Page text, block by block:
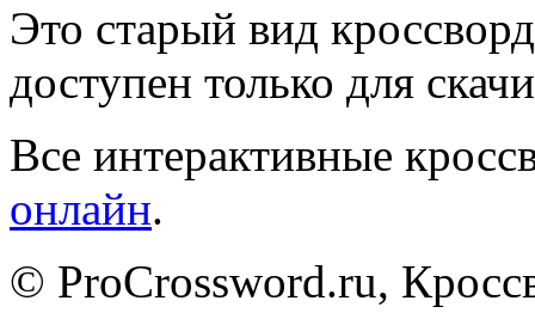
Это старый вид
доступен только для
Все интерактивные
онлайн.
© ProCrossword.ru,